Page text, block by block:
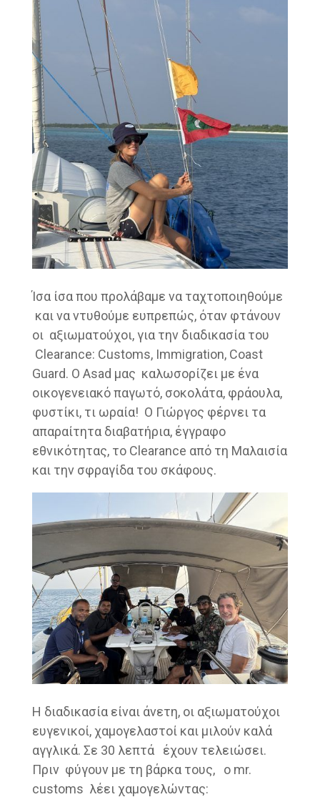
Ίσα ίσα που προλάβαμε να ταχτοποιηθούμε
και να ντυθούμε ευπρεπώς, όταν φτάνουν
οι αξιωματούχοι, για την διαδικασία του
Clearance: Customs, Immigration, Coast
Guard. Ο Asad μας καλωσορίζει με ένα
οικογενειακό παγωτό, σοκολάτα, φράουλα,
φυστίκι, τι ωραία! Ο Γιώργος φέρνει τα
απαραίτητα διαβατήρια, έγγραφο
εθνικότητας, το Clearance από τη Μαλαισία
και την σφραγίδα του σκάφους.
Η διαδικασία είναι άνετη, οι αξιωματούχοι
ευγενικοί, χαμογελαστοί και μιλούν καλά
αγγλικά. Σε 30 λεπτά έχουν τελειώσει.
Πριν φύγουν με τη βάρκα τους, ο mr.
customs λέει χαμογελώντας: